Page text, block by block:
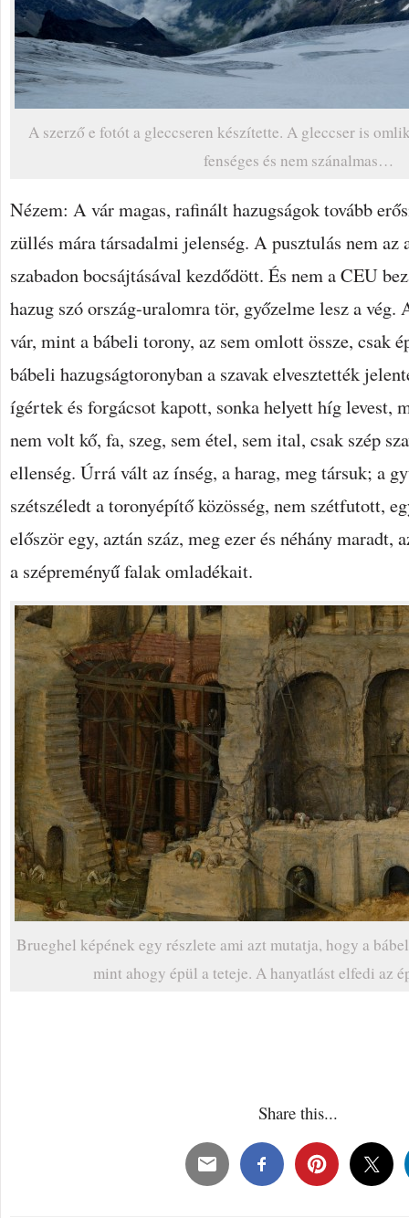
A szerző e fotót a gleccseren készítette. A gleccser is
fenséges és nem szánalmas…
Nézem: A vár magas, rafinált hazugságok tovább
züllés mára társadalmi jelenség. A pusztulás nem az
szabadon bocsájtásával kezdődött. És nem a CEU
hazug szó ország-uralomra tör, győzelme lesz a vég.
vár, mint a bábeli torony, az sem omlott össze, csak
bábeli hazugságtoronyban a szavak elvesztették
ígértek és forgácsot kapott, sonka helyett híg levest,
nem volt kő, fa, szeg, sem étel, sem ital, csak szép
ellenség. Úrrá vált az ínség, a harag, meg társuk; a
szétszéledt a toronyépítő közösség, nem szétfutott,
először egy, aztán száz, meg ezer és néhány maradt,
a szépreményű falak omladékait.
Brueghel képének egy részlete ami azt mutatja, hogy a
mint ahogy épül a teteje. A hanyatlást elfedi az
Share this...